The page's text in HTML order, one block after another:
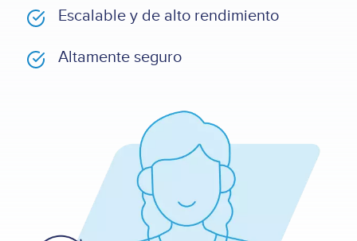
Escalable y de alto rendimiento
Altamente seguro